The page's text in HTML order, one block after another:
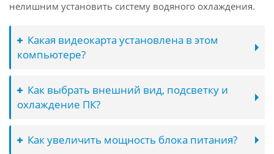
нелишним установить систему водяного охлаждения.
Какая видеокарта установлена в этом
компьютере?
Как выбрать внешний вид, подсветку и
охлаждение ПК?
Как увеличить мощность блока питания?